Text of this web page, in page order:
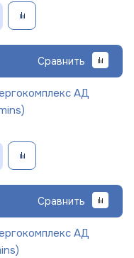
Сравнить
АД
Сравнить
АД